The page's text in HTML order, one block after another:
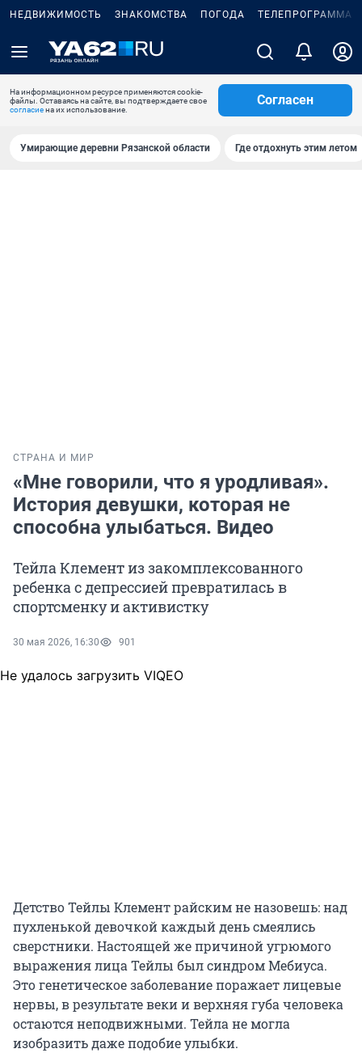
НЕДВИЖИМОСТЬ ЗНАКОМСТВА ПОГОДА ТЕЛЕПРОГРАММА
На информационном ресурсе применяются cookie-
файлы. Оставаясь на сайте, вы подтверждаете свое
согласиена их использование.
Согласен
Умирающие деревни Рязанской области Где отдохнуть этим летом
СТРАНА И МИР
«Мне говорили, что я уродливая».
История девушки, которая не
способна улыбаться. Видео
Тейла Клемент из закомплексованного
ребенка с депрессией превратилась в
спортсменку и активистку
30 мая 2026, 16:30 901
Не удалось загрузить VIQEO
Детство Тейлы Клемент райским не назовешь: над
пухленькой девочкой каждый день смеялись
сверстники. Настоящей же причиной угрюмого
выражения лица Тейлы был синдром Мебиуса.
Это генетическое заболевание поражает лицевые
нервы, в результате веки и верхняя губа человека
остаются неподвижными. Тейла не могла
изобразить даже подобие улыбки.